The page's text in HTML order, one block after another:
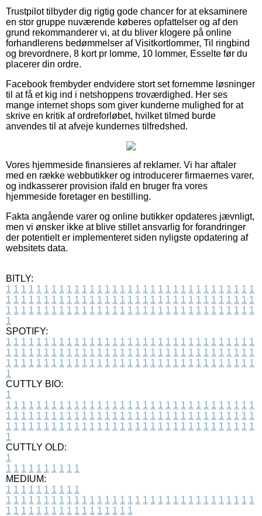
Trustpilot tilbyder dig rigtig gode chancer for at eksaminere
en stor gruppe nuværende køberes opfattelser og af den
grund rekommanderer vi, at du bliver klogere på online
forhandlerens bedømmelser af Visitkortlommer, Til ringbind
og brevordnere, 8 kort pr lomme, 10 lommer, Esselte før du
placerer din ordre.
Facebook frembyder endvidere stort set fornemme løsninger
til at få et kig ind i netshoppens troværdighed. Her ses
mange internet shops som giver kunderne mulighed for at
skrive en kritik af ordreforløbet, hvilket tilmed burde
anvendes til at afveje kundernes tilfredshed.
Vores hjemmeside finansieres af reklamer. Vi har aftaler
med en række webbutikker og introducerer firmaernes varer,
og indkasserer provision ifald en bruger fra vores
hjemmeside foretager en bestilling.
Fakta angående varer og online butikker opdateres jævnligt,
men vi ønsker ikke at blive stillet ansvarlig for forandringer
der potentielt er implementeret siden nyligste opdatering af
websitets data.
BITLY:
1 1 1 1 1 1 1 1 1 1 1 1 1 1 1 1 1 1 1 1 1 1 1 1 1 1 1 1 1 1 1 1 1
1 1 1 1 1 1 1 1 1 1 1 1 1 1 1 1 1 1 1 1 1 1 1 1 1 1 1 1 1 1 1 1 1
1 1 1 1 1 1 1 1 1 1 1 1 1 1 1 1 1 1 1 1 1 1 1 1 1 1 1 1 1 1 1 1 1
1
SPOTIFY:
1 1 1 1 1 1 1 1 1 1 1 1 1 1 1 1 1 1 1 1 1 1 1 1 1 1 1 1 1 1 1 1 1
1 1 1 1 1 1 1 1 1 1 1 1 1 1 1 1 1 1 1 1 1 1 1 1 1 1 1 1 1 1 1 1 1
1 1 1 1 1 1 1 1 1 1 1 1 1 1 1 1 1 1 1 1 1 1 1 1 1 1 1 1 1 1 1 1 1
1
CUTTLY BIO:
1
1 1 1 1 1 1 1 1 1 1 1 1 1 1 1 1 1 1 1 1 1 1 1 1 1 1 1 1 1 1 1 1 1
1 1 1 1 1 1 1 1 1 1 1 1 1 1 1 1 1 1 1 1 1 1 1 1 1 1 1 1 1 1 1 1 1
1 1 1 1 1 1 1 1 1 1 1 1 1 1 1 1 1 1 1 1 1 1 1 1 1 1 1 1 1 1 1 1 1
1
CUTTLY OLD:
1
1 1 1 1 1 1 1 1 1 1
MEDIUM:
1 1 1 1 1 1 1 1 1 1
1 1 1 1 1 1 1 1 1 1 1 1 1 1 1 1 1 1 1 1 1 1 1 1 1 1 1 1 1 1 1 1 1
1 1 1 1 1 1 1 1 1 1 1 1 1 1 1 1 1